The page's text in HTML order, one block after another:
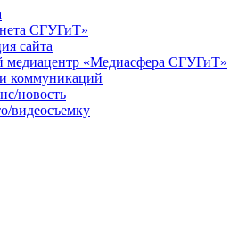
СГУГиТ»
сайта
медиацентр «Медиасфера СГУГиТ»
коммуникаций
новость
видеосъемку